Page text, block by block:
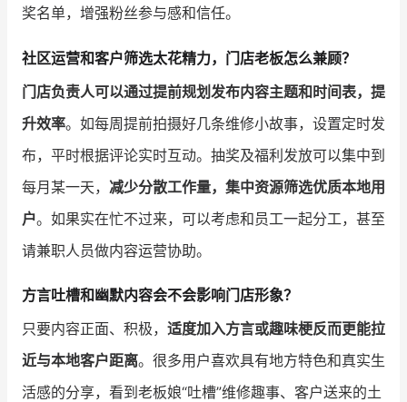
奖名单，增强粉丝参与感和信任。
社区运营和客户筛选太花精力，门店老板怎么兼顾？
门店负责人可以通过提前规划发布内容主题和时间表，提
升效率。如每周提前拍摄好几条维修小故事，设置定时发
布，平时根据评论实时互动。抽奖及福利发放可以集中到
每月某一天， 减少分散工作量，集中资源筛选优质本地用
户。如果实在忙不过来，可以考虑和员工一起分工，甚至
请兼职人员做内容运营协助。
方言吐槽和幽默内容会不会影响门店形象？
只要内容正面、积极， 适度加入方言或趣味梗反而更能拉
近与本地客户距离。很多用户喜欢具有地方特色和真实生
活感的分享，看到老板娘“吐槽”维修趣事、客户送来的土